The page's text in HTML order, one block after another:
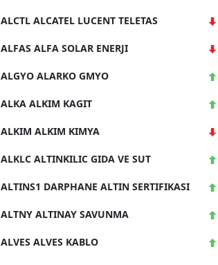
ALCTL ALCATEL LUCENT TELETAS
ALFAS ALFA SOLAR ENERJI
ALGYO ALARKO GMYO
ALKA ALKIM KAGIT
ALKIM ALKIM KIMYA
ALKLC ALTINKILIC GIDA VE SUT
ALTINS1 DARPHANE ALTIN SERTIFIKASI
ALTNY ALTINAY SAVUNMA
ALVES ALVES KABLO